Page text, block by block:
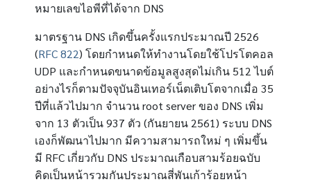
หมายเลขไอพีที่ได้จาก DNS
มาตรฐาน DNS เกิดขึ้นครั้งแรกประมาณปี 2526
(RFC 822)โดยกำหนดให้ทำงานโดยใช้โปรโตคอล
UDP และกำหนดขนาดข้อมูลสูงสุดไม่เกิน 512ไบต์
อย่างไรก็ตามปัจจุบันอินเทอร์เน็ตเติบโตจากเมื่อ35
ปีที่แล้วไปมาก จำนวนroot serverของ DNS เพิ่ม
จาก 13 ตัวเป็น937 ตัว(กันยายน 2561) ระบบ DNS
เองก็พัฒนาไปมาก มีความสามารถใหม่ ๆ เพิ่มขึ้น
มี RFC เกี่ยวกับ DNSประมาณเกือบสามร้อยฉบับ
คิดเป็นหน้ารวมกันประมาณสี่พันเก้าร้อยหน้า